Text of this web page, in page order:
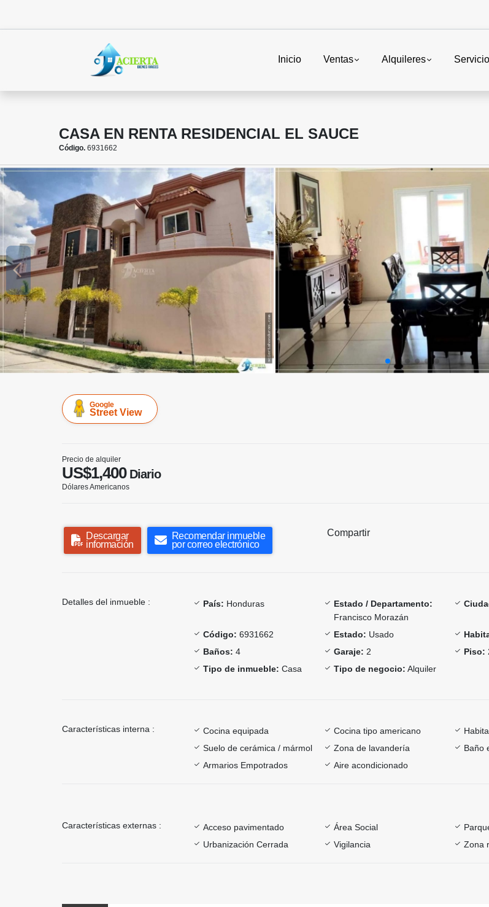
Inicio Ventas Alquileres
CASA EN RENTA RESIDENCIAL EL SAUCE
Código. 6931662
Google
Street View
Precio de alquiler
US$1,400Diario
Dólares Americanos
Descargar
información
Recomendar inmueble
por correo electrónico
Compartir
Detalles del inmueble : País: Honduras
Estado / Departamento:
Francisco Morazán
Código: 6931662 Estado: Usado
Baños: 4 Garaje: 2 Piso:
Tipo de inmueble: Casa Tipo de negocio: Alquiler
Características interna : Cocina equipada Cocina tipo americano
Suelo de cerámica / mármol
Zona de lavandería
Baño
Armarios Empotrados
Aire acondicionado
Características externas : Acceso pavimentado Área Social
Urbanización Cerrada
Vigilancia Zona